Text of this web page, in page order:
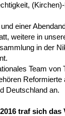
einer
weitere in
in der
Team
Deutschland an.
traf sich